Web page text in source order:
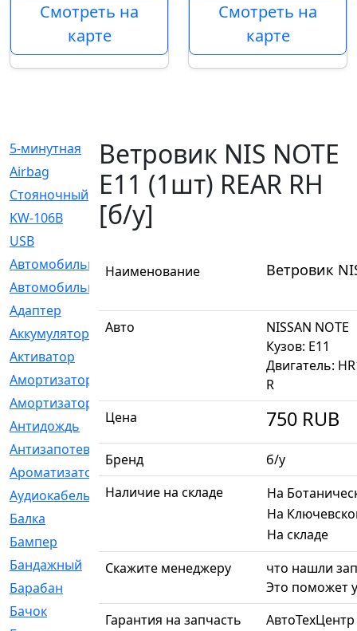
Смотреть на
карте
Смотреть на
карте
5-минутная
[1]
Airbag
[18]
Cтояночный
[1]
KW-106B
USB
Автомобильное
[6]
Автомобильный
Адаптер
[3]
Аккумулятор
Активатор
Амортизатор
Амортизаторы
[21]
Антидождь
Антизапотеватель
[1]
Ароматизатор
[35]
Аудиокабель
[2]
Балка
Бампер
Бандажный
[6]
Барабан
Бачок
Ветровик NIS NOTE
E11 (1шт) REAR RH
[б/у]
Наименование Ветровик
Авто
NISSAN NOTE
Кузов: E11
Двигатель:
R
Цена
750 RUB
Бренд
б/у
Наличие на складе
На
На
На складе
Скажите менеджеру
что нашли
Это поможет
Гарантия на запчасть